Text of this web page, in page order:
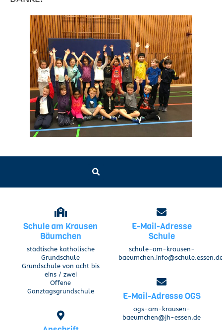
Schule am Krausen
Bäumchen
städtische katholische
Grundschule
Grundschule von acht bis
eins / zwei
Offene
Ganztagsgrundschule
E-Mail-Adresse
Schule
schule-am-krausen-
E-Mail-Adresse OGS
ogs-am-krausen-
baeumchen@jh-essen.de